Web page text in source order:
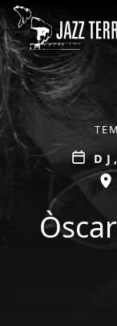
Vés al contingut
Data